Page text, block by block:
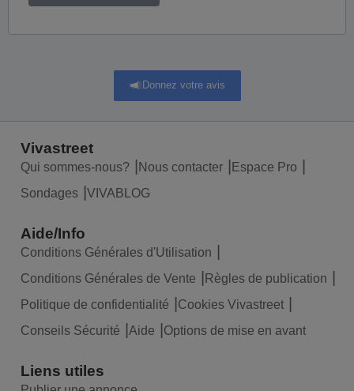
Donnez votre avis
Vivastreet
Qui sommes-nous? Nous contacter
Espace Pro
Sondages
VIVABLOG
Aide/Info
Conditions Générales d'Utilisation
Conditions Générales de Vente
Règles de publication
Politique de confidentialité
Cookies Vivastreet
Conseils Sécurité
Aide Options de mise en avant
Liens utiles